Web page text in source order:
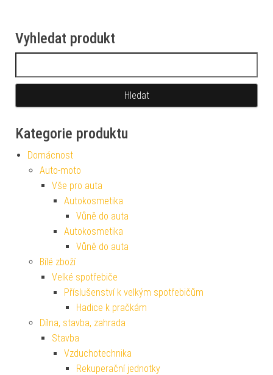
Vyhledat produkt
Kategorie produktu
Domácnost
Auto-moto
Vše pro auta
Autokosmetika
Vůně do auta
Autokosmetika
Vůně do auta
Bílé zboží
Velké spotřebiče
Příslušenství k velkým spotřebičům
Hadice k pračkám
Dílna, stavba, zahrada
Stavba
Vzduchotechnika
Rekuperační jednotky